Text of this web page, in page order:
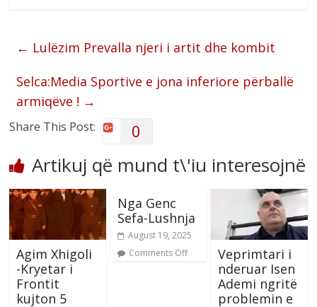
← Lulëzim Prevalla njeri i artit dhe kombit
Selca:Media Sportive e jona inferiore përballë
armiqëve ! →
Share This Post: 0
Artikuj që mund t\'iu interesojnë
Agim Xhigoli
-Kryetar i
Frontit
kujton 5
Nga Genc
Sefa-Lushnja
August 19, 2025
Comments Off
Veprimtari i
nderuar Isen
Ademi ngritë
problemin e